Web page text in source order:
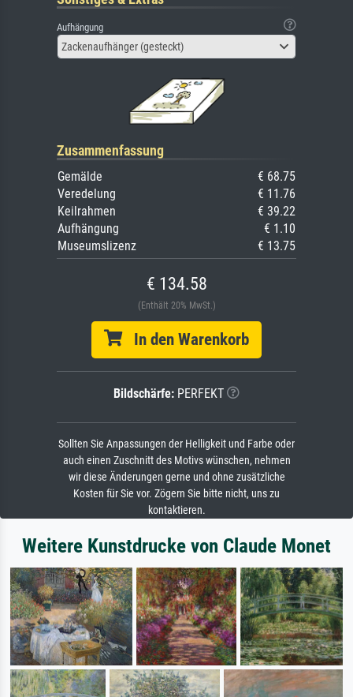
Aufhängung
Zackenaufhänger (gesteckt)
Zusammenfassung
Gemälde
€ 68.75
Veredelung
€ 11.76
Keilrahmen
€ 39.22
Aufhängung
€ 1.10
Museumslizenz
€ 13.75
€ 134.58
(Enthält 20% MwSt.)
In den Warenkorb
Bildschärfe: PERFEKT
Sollten Sie Anpassungen der Helligkeit und Farbe oder
auch einen Zuschnitt des Motivs wünschen, nehmen
wir diese Änderungen gerne und ohne zusätzliche
Kosten für Sie vor. Zögern Sie bitte nicht, uns zu
kontaktieren.
Weitere Kunstdrucke von Claude Monet